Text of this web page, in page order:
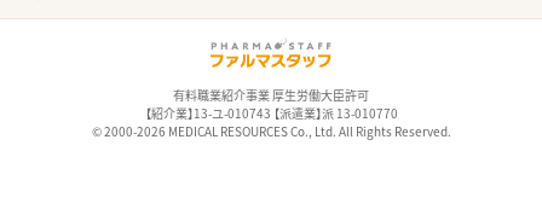
有料職業紹介事業 厚生労働大臣許可
【紹介業】13-ユ-010743 【派遣業】派 13-010770
© 2000-2026 MEDICAL RESOURCES Co., Ltd. All Rights Reserved.